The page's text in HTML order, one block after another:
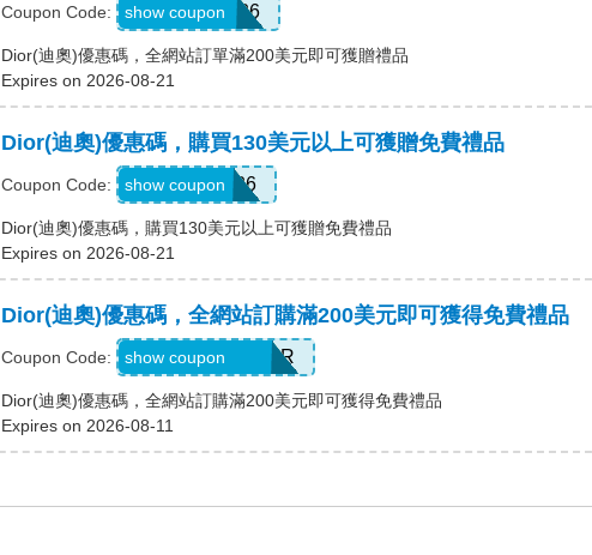
Coupon Code: MEMORIAL26
show coupon
Dior(迪奧)優惠碼，全網站訂單滿200美元即可獲贈禮品
Expires on 2026-08-21
Dior(迪奧)優惠碼，購買130美元以上可獲贈免費禮品
Coupon Code: MEMDAY26
show coupon
Dior(迪奧)優惠碼，購買130美元以上可獲贈免費禮品
Expires on 2026-08-21
Dior(迪奧)優惠碼，全網站訂購滿200美元即可獲得免費禮品
Coupon Code: CELEBRATEHER
show coupon
Dior(迪奧)優惠碼，全網站訂購滿200美元即可獲得免費禮品
Expires on 2026-08-11